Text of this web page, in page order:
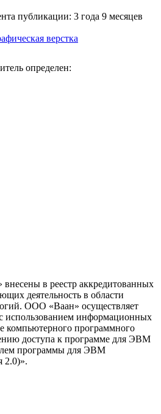
публикации: 3 года 9 месяцев
верстка
определен:
в реестр аккредитованных
деятельность в области
ООО «Ваан» осуществляет
использованием информационных
компьютерного программного
доступа к программе для ЭВМ
программы для ЭВМ
2.0)».